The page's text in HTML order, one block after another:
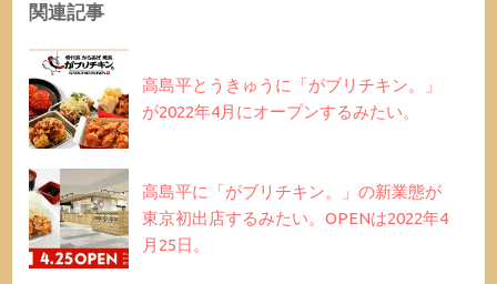
関連記事
高島平とうきゅうに「がブリチキン。」
が2022年4月にオープンするみたい。
高島平に「がブリチキン。」の新業態が
東京初出店するみたい。OPENは2022年4
月25日。